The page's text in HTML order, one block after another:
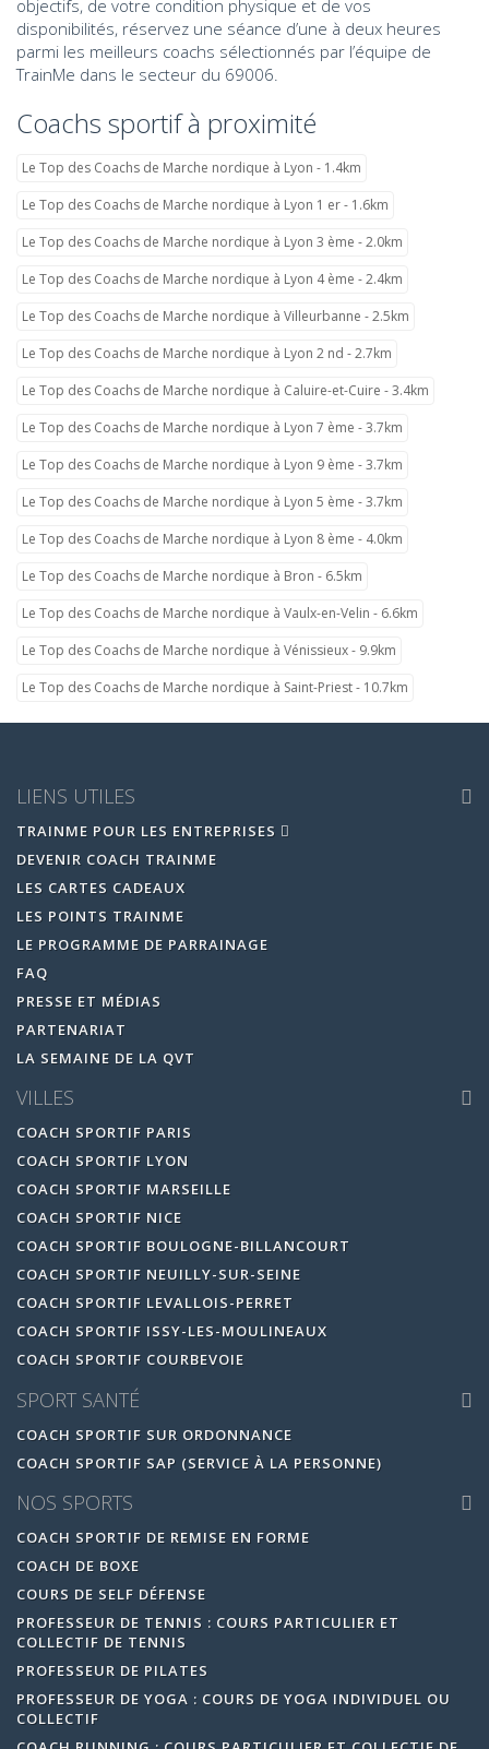
objectifs, de votre condition physique et de vos
disponibilités, réservez une séance d’une à deux heures
parmi les meilleurs coachs sélectionnés par l’équipe de
TrainMe dans le secteur du 69006.
Coachs sportif à proximité
Le Top des Coachs de Marche nordique à Lyon - 1.4km
Le Top des Coachs de Marche nordique à Lyon 1 er - 1.6km
Le Top des Coachs de Marche nordique à Lyon 3 ème - 2.0km
Le Top des Coachs de Marche nordique à Lyon 4 ème - 2.4km
Le Top des Coachs de Marche nordique à Villeurbanne - 2.5km
Le Top des Coachs de Marche nordique à Lyon 2 nd - 2.7km
Le Top des Coachs de Marche nordique à Caluire-et-Cuire - 3.4km
Le Top des Coachs de Marche nordique à Lyon 7 ème - 3.7km
Le Top des Coachs de Marche nordique à Lyon 9 ème - 3.7km
Le Top des Coachs de Marche nordique à Lyon 5 ème - 3.7km
Le Top des Coachs de Marche nordique à Lyon 8 ème - 4.0km
Le Top des Coachs de Marche nordique à Bron - 6.5km
Le Top des Coachs de Marche nordique à Vaulx-en-Velin - 6.6km
Le Top des Coachs de Marche nordique à Vénissieux - 9.9km
Le Top des Coachs de Marche nordique à Saint-Priest - 10.7km
LIENS UTILES
TRAINME POUR LES ENTREPRISES
DEVENIR COACH TRAINME
LES CARTES CADEAUX
LES POINTS TRAINME
LE PROGRAMME DE PARRAINAGE
FAQ
PRESSE ET MÉDIAS
PARTENARIAT
LA SEMAINE DE LA QVT
VILLES
COACH SPORTIF PARIS
COACH SPORTIF LYON
COACH SPORTIF MARSEILLE
COACH SPORTIF NICE
COACH SPORTIF BOULOGNE-BILLANCOURT
COACH SPORTIF NEUILLY-SUR-SEINE
COACH SPORTIF LEVALLOIS-PERRET
COACH SPORTIF ISSY-LES-MOULINEAUX
COACH SPORTIF COURBEVOIE
SPORT SANTÉ
COACH SPORTIF SUR ORDONNANCE
COACH SPORTIF SAP (SERVICE À LA PERSONNE)
NOS SPORTS
COACH SPORTIF DE REMISE EN FORME
COACH DE BOXE
COURS DE SELF DÉFENSE
PROFESSEUR DE TENNIS : COURS PARTICULIER ET
COLLECTIF DE TENNIS
PROFESSEUR DE PILATES
PROFESSEUR DE YOGA : COURS DE YOGA INDIVIDUEL OU
COLLECTIF